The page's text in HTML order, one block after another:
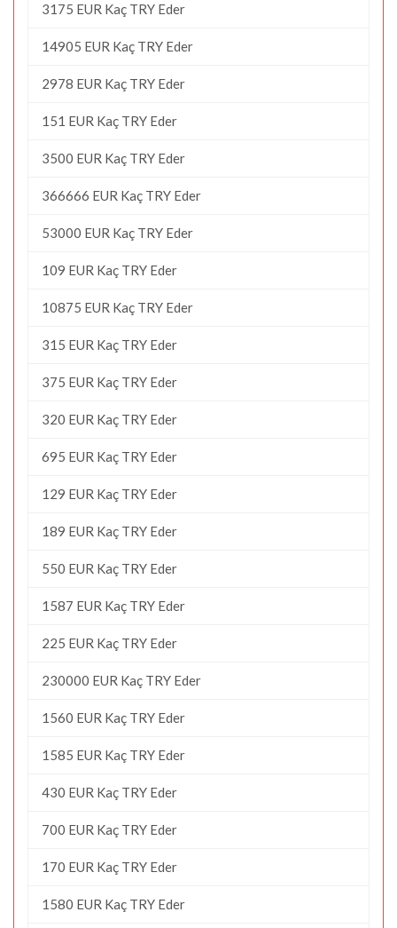
3175 EUR Kaç TRY Eder
14905 EUR Kaç TRY Eder
2978 EUR Kaç TRY Eder
151 EUR Kaç TRY Eder
3500 EUR Kaç TRY Eder
366666 EUR Kaç TRY Eder
53000 EUR Kaç TRY Eder
109 EUR Kaç TRY Eder
10875 EUR Kaç TRY Eder
315 EUR Kaç TRY Eder
375 EUR Kaç TRY Eder
320 EUR Kaç TRY Eder
695 EUR Kaç TRY Eder
129 EUR Kaç TRY Eder
189 EUR Kaç TRY Eder
550 EUR Kaç TRY Eder
1587 EUR Kaç TRY Eder
225 EUR Kaç TRY Eder
230000 EUR Kaç TRY Eder
1560 EUR Kaç TRY Eder
1585 EUR Kaç TRY Eder
430 EUR Kaç TRY Eder
700 EUR Kaç TRY Eder
170 EUR Kaç TRY Eder
1580 EUR Kaç TRY Eder